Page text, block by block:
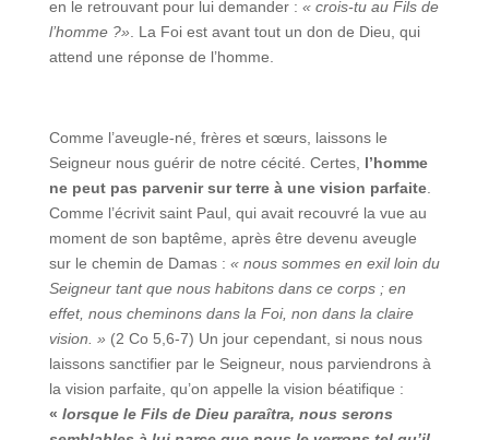
en le retrouvant pour lui demander : « crois-tu au Fils de
l’homme ?» . La Foi est avant tout un don de Dieu, qui
attend une réponse de l’homme.
Comme l’aveugle-né, frères et sœurs, laissons le
Seigneur nous guérir de notre cécité. Certes, l’homme
ne peut pas parvenir sur terre à une vision parfaite.
Comme l’écrivit saint Paul, qui avait recouvré la vue au
moment de son baptême, après être devenu aveugle
sur le chemin de Damas : « nous sommes en exil loin du
Seigneur tant que nous habitons dans ce corps ; en
effet, nous cheminons dans la Foi, non dans la claire
vision. » (2 Co 5,6‑7) Un jour cependant, si nous nous
laissons sanctifier par le Seigneur, nous parviendrons à
la vision parfaite, qu’on appelle la vision béatifique :
« lorsque le Fils de Dieu paraîtra, nous serons